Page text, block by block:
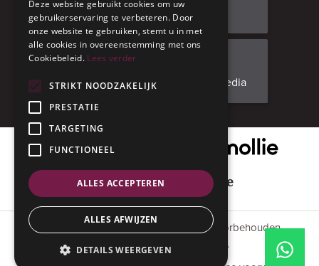
Adresgegevens
Facebook
Volg ons op social media
Onze veilige betaalpartner
Geniet met mate
© 2015 - 2026 Anverres. Alle rechten voorbehouden.
#codedwithlove by
.
Deze website gebruikt cookies om uw
gebruikerservaring te verbeteren. Door
onze website te gebruiken, stemt u in met
alle cookies in overeenstemming met ons
Cookiebeleid. Lees verder
STRIKT NOODZAKELIJK
PRESTATIE
TARGETING
FUNCTIONEEL
ALLES ACCEPTEREN
ALLES AFWIJZEN
DETAILS WEERGEVEN